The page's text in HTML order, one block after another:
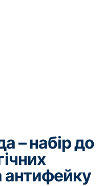
– набір до
антифейку